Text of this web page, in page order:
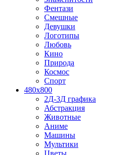
Фентази
Смешные
Девушки
Логотипы
Любовь
Кино
Природа
Космос
Спорт
480x800
2Д-3Д графика
Абстракция
Животные
Аниме
Машины
Мультики
Цветы